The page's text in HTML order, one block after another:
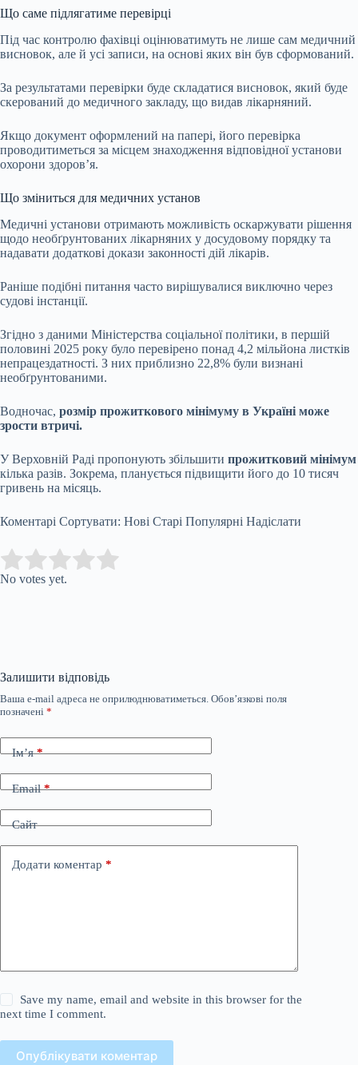
Що саме підлягатиме перевірці
Під час контролю фахівці оцінюватимуть не лише сам медичний
висновок, але й усі записи, на основі яких він був сформований.
За результатами перевірки буде складатися висновок, який буде
скерований до медичного закладу, що видав лікарняний.
Якщо документ оформлений на папері, його перевірка
проводитиметься за місцем знаходження відповідної установи
охорони здоров’я.
Що зміниться для медичних установ
Медичні установи отримають можливість оскаржувати рішення
щодо необґрунтованих лікарняних у досудовому порядку та
надавати додаткові докази законності дій лікарів.
Раніше подібні питання часто вирішувалися виключно через
судові інстанції.
Згідно з даними Міністерства соціальної політики, в першій
половині 2025 року було перевірено понад 4,2 мільйона листків
непрацездатності. З них приблизно 22,8% були визнані
необґрунтованими.
Водночас, розмір прожиткового мінімуму в Україні може
зрости втричі.
У Верховній Раді пропонують збільшити прожитковий мінімум
кілька разів. Зокрема, планується підвищити його до 10 тисяч
гривень на місяць.
Коментарі Сортувати: Нові Старі Популярні Надіслати
Rate this item:
No votes yet.
Залишити відповідь
Ваша e-mail адреса не оприлюднюватиметься. Обов’язкові поля
позначені *
Ім’я*
Email*
Сайт
Додати коментар *
Save my name, email and website in this browser for the
next time I comment.
Опублікувати коментар